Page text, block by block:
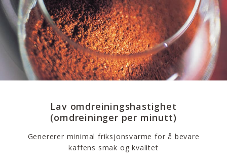
Lav omdreiningshastighet
(omdreininger per minutt)
Genererer minimal friksjonsvarme for å bevare
kaffens smak og kvalitet